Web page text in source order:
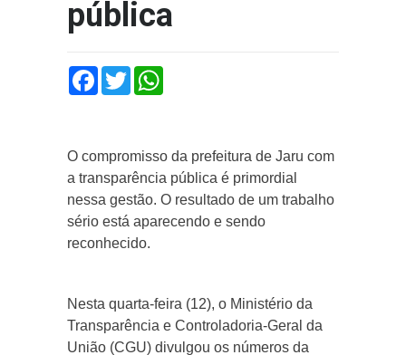
pública
Facebook
Twitter
O compromisso da prefeitura de Jaru com
a transparência pública é primordial
nessa gestão. O resultado de um trabalho
sério está aparecendo e sendo
reconhecido.
Nesta quarta-feira (12), o Ministério da
Transparência e Controladoria-Geral da
União (CGU) divulgou os números da